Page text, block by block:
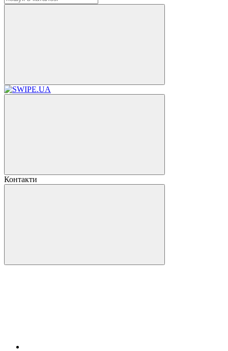
Контакти